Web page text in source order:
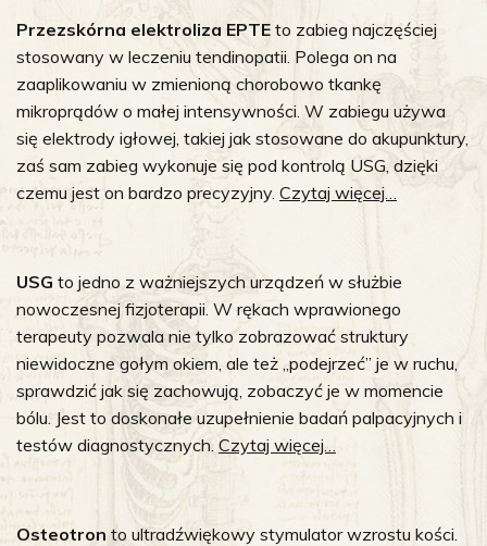
Przezskórna elektroliza EPTE to zabieg najczęściej
stosowany w leczeniu tendinopatii. Polega on na
zaaplikowaniu w zmienioną chorobowo tkankę
mikroprądów o małej intensywności. W zabiegu używa
się elektrody igłowej, takiej jak stosowane do akupunktury,
zaś sam zabieg wykonuje się pod kontrolą USG, dzięki
czemu jest on bardzo precyzyjny. Czytaj więcej…
USG to jedno z ważniejszych urządzeń w służbie
nowoczesnej fizjoterapii. W rękach wprawionego
terapeuty pozwala nie tylko zobrazować struktury
niewidoczne gołym okiem, ale też „podejrzeć” je w ruchu,
sprawdzić jak się zachowują, zobaczyć je w momencie
bólu. Jest to doskonałe uzupełnienie badań palpacyjnych i
testów diagnostycznych. Czytaj więcej…
Osteotron to ultradźwiękowy stymulator wzrostu kości.